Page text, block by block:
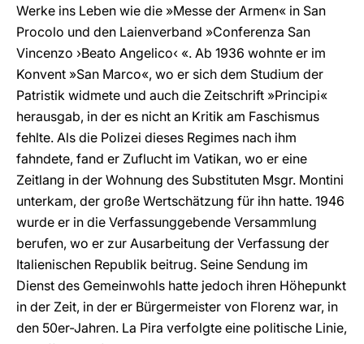
Werke ins Leben wie die »Messe der Armen« in San
Procolo und den Laienverband »Conferenza San
Vincenzo ›Beato Angelico‹ «. Ab 1936 wohnte er im
Konvent »San Marco«, wo er sich dem Studium der
Patristik widmete und auch die Zeitschrift »Principi«
herausgab, in der es nicht an Kritik am Faschismus
fehlte. Als die Polizei dieses Regimes nach ihm
fahndete, fand er Zuflucht im Vatikan, wo er eine
Zeitlang in der Wohnung des Substituten Msgr. Montini
unterkam, der große Wertschätzung für ihn hatte. 1946
wurde er in die Verfassunggebende Versammlung
berufen, wo er zur Ausarbeitung der Verfassung der
Italienischen Republik beitrug. Seine Sendung im
Dienst des Gemeinwohls hatte jedoch ihren Höhepunkt
in der Zeit, in der er Bürgermeister von Florenz war, in
den 50er-Jahren. La Pira verfolgte eine politische Linie,